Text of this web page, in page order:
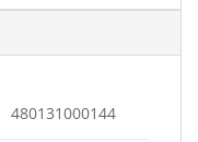
480131000144